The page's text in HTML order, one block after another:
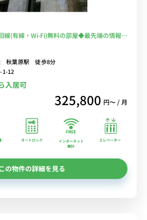
線(有線・Wi-Fi)無料の部屋◆最先端の情報が
秋葉原駅 徒歩8分
1-12
入居可
325,800 円〜 / 月
オートロック
インターネット
無料
エレベーター
この物件の詳細を見る